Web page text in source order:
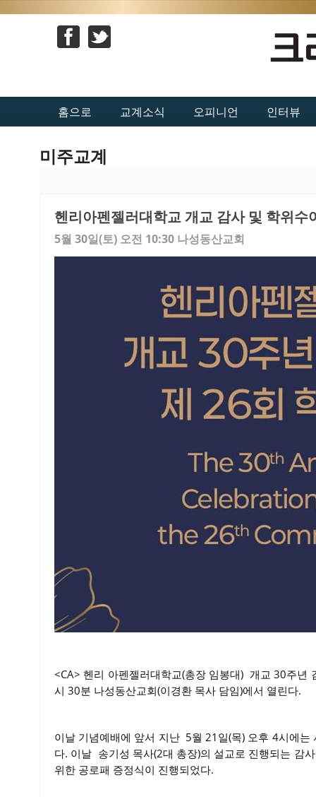
홈으로 교계소식 오피니언 인터뷰
미주교계
헨리아펜젤러대학교 개교 감사 및 학위수
5월 30일(토) 오전 10:30 나성동산교회
<CA> 헨리 아펜젤러대학교(총장 임봉대) 개교 30주
시 30분 나성동산교회(이경환 목사 담임)에서 열린다.
이날 기념예배에 앞서 지난 5월 21일(목) 오후 4시에는
다. 이날 송기성 목사(2대 총장)의 설교로 진행되는 감
위한 공로패 증정식이 진행되었다.